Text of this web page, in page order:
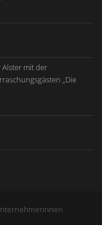
Alster mit der
„Die